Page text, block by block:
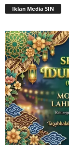
Iklan Media SIN